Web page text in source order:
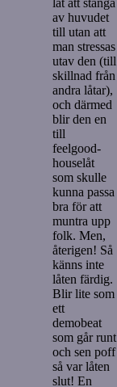
låt att stänga
av huvudet
till utan att
man stressas
utav den (till
skillnad från
andra låtar),
och därmed
blir den en
till
feelgood-
houselåt
som skulle
kunna passa
bra för att
muntra upp
folk. Men,
återigen! Så
känns inte
låten färdig.
Blir lite som
ett
demobeat
som går runt
och sen poff
så var låten
slut! En